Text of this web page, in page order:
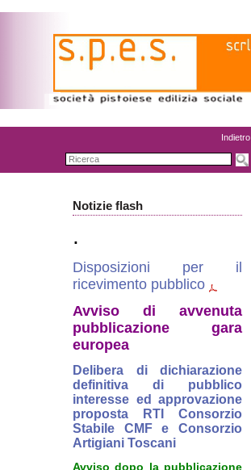
Indietro
Notizie flash
.
Disposizioni per il
ricevimento pubblico
Avviso di avvenuta
pubblicazione gara
europea
Delibera di dichiarazione
definitiva di pubblico
interesse ed approvazione
proposta RTI Consorzio
Stabile CMF e Consorzio
Artigiani Toscani
Avviso dopo la pubblicazione